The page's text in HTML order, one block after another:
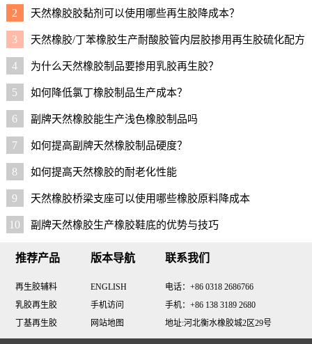
草？
2 天然橡胶胶黏剂可以使用哪些再生胶降成本？
3 天然橡胶/丁苯橡胶生产耐酸胶管内层胶掺用再生胶硫化配方
4 为什么天然橡胶制品要掺用乳胶再生胶？
5 如何降低氯丁橡胶制品生产成本？
6 副牌天然橡胶能生产浅色橡胶制品吗
7 如何提高副牌天然橡胶制品硬度？
8 如何提高天然橡胶的耐老化性能
9 天然橡胶桥梁支座可以使用哪些橡胶原料降成本
10 副牌天然橡胶生产橡胶鞋底的优势与技巧
推荐产品
再生胶辅料
乳胶再生胶
丁基再生胶
版本导航
ENGLISH
手机访问
网站地图
联系我们
电话：+86 0318 2686766
手机：+86 138 3189 2680
地址:河北衡水橡胶城2区29号